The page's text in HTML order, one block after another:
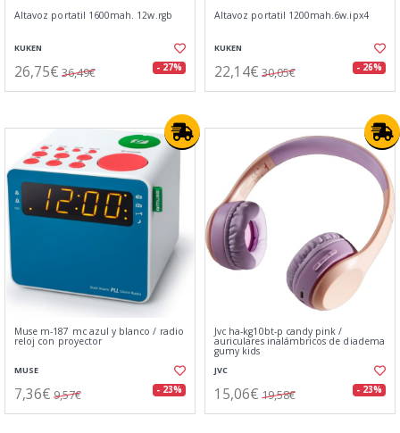
Altavoz portatil 1600mah. 12w.rgb
KUKEN
26,75€ 36,49€ - 27%
Altavoz portatil 1200mah.6w.ipx4
KUKEN
22,14€ 30,05€ - 26%
Muse m-187 mc azul y blanco / radio
reloj con proyector
MUSE
7,36€ 9,57€ - 23%
Jvc ha-kg10bt-p candy pink /
auriculares inalámbricos de diadema
gumy kids
JVC
15,06€ 19,58€ - 23%